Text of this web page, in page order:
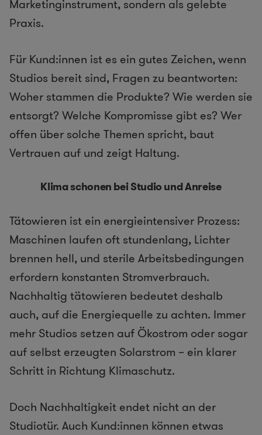
Marketinginstrument, sondern als gelebte
Praxis.
Für Kund:innen ist es ein gutes Zeichen, wenn
Studios bereit sind, Fragen zu beantworten:
Woher stammen die Produkte? Wie werden sie
entsorgt? Welche Kompromisse gibt es? Wer
offen über solche Themen spricht, baut
Vertrauen auf und zeigt Haltung.
Klima schonen bei Studio und Anreise
Tätowieren ist ein energieintensiver Prozess:
Maschinen laufen oft stundenlang, Lichter
brennen hell, und sterile Arbeitsbedingungen
erfordern konstanten Stromverbrauch.
Nachhaltig tätowieren bedeutet deshalb
auch, auf die Energiequelle zu achten. Immer
mehr Studios setzen auf Ökostrom oder sogar
auf selbst erzeugten Solarstrom – ein klarer
Schritt in Richtung Klimaschutz.
Doch Nachhaltigkeit endet nicht an der
Studiotür. Auch Kund:innen können etwas